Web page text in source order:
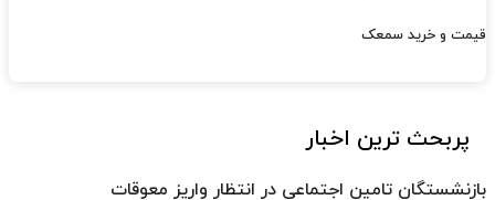
قیمت و خرید سمعک
پربحث ترین اخبار
بازنشستگان تامین اجتماعی در انتظار واریز معوقات